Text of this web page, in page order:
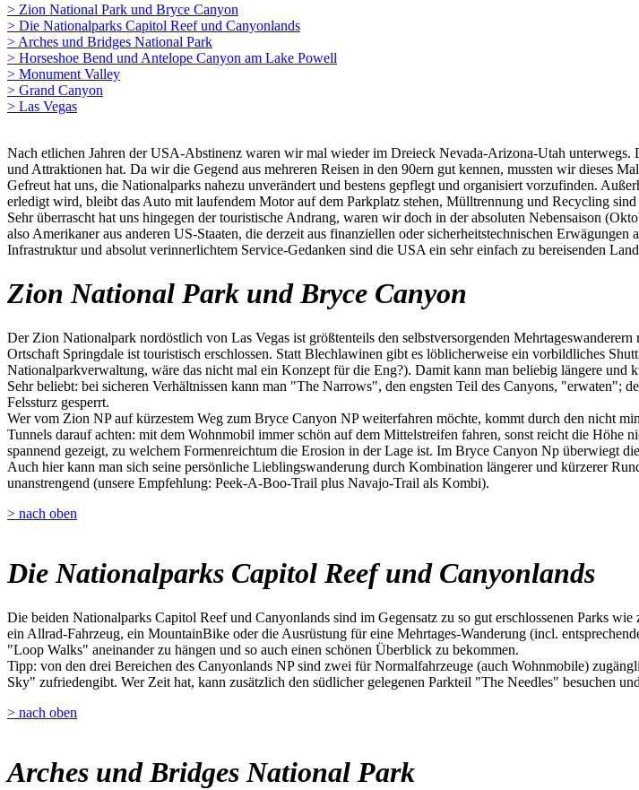
> Zion National Park und Bryce Canyon
> Die Nationalparks Capitol Reef und Canyonlands
> Arches und Bridges National Park
> Horseshoe Bend und Antelope Canyon am Lake Powell
> Monument Valley
> Grand Canyon
> Las Vegas
Nach etlichen Jahren der USA-Abstinenz waren wir mal wieder im Dreieck Nevada-Arizona-Utah
und Attraktionen hat. Da wir die Gegend aus mehreren Reisen in den 90ern gut kennen, mussten wir dieses
Gefreut hat uns, die Nationalparks nahezu unverändert und bestens gepflegt und organisiert vorzufinden.
erledigt wird, bleibt das Auto mit laufendem Motor auf dem Parkplatz stehen, Mülltrennung und Recycling
Sehr überrascht hat uns hingegen der touristische Andrang, waren wir doch in der absoluten Nebensaison
also Amerikaner aus anderen US-Staaten, die derzeit aus finanziellen oder sicherheitstechnischen
Infrastruktur und absolut verinnerlichtem Service-Gedanken sind die USA ein sehr einfach zu bereisenden
Zion National Park und Bryce Canyon
Der Zion Nationalpark nordöstlich von Las Vegas ist größtenteils den selbstversorgenden
Ortschaft Springdale ist touristisch erschlossen. Statt Blechlawinen gibt es löblicherweise ein vorbildliches
Nationalparkverwaltung, wäre das nicht mal ein Konzept für die Eng?). Damit kann man beliebig längere und
Sehr beliebt: bei sicheren Verhältnissen kann man "The Narrows", den engsten Teil des Canyons,
Felssturz gesperrt.
Wer vom Zion NP auf kürzestem Weg zum Bryce Canyon NP weiterfahren möchte, kommt durch den nicht
Tunnels darauf achten: mit dem Wohnmobil immer schön auf dem Mittelstreifen fahren, sonst reicht die Höhe
spannend gezeigt, zu welchem Formenreichtum die Erosion in der Lage ist. Im Bryce Canyon Np überwiegt
Auch hier kann man sich seine persönliche Lieblingswanderung durch Kombination längerer und kürzerer
unanstrengend (unsere Empfehlung: Peek-A-Boo-Trail plus Navajo-Trail als Kombi).
> nach oben
Die Nationalparks Capitol Reef und Canyonlands
Die beiden Nationalparks Capitol Reef und Canyonlands sind im Gegensatz zu so gut erschlossenen Parks
ein Allrad-Fahrzeug, ein MountainBike oder die Ausrüstung für eine Mehrtages-Wanderung (incl.
"Loop Walks" aneinander zu hängen und so auch einen schönen Überblick zu bekommen.
Tipp: von den drei Bereichen des Canyonlands NP sind zwei für Normalfahrzeuge (auch Wohnmobile)
Sky" zufriedengibt. Wer Zeit hat, kann zusätzlich den südlicher gelegenen Parkteil "The Needles" besuchen
> nach oben
Arches und Bridges National Park